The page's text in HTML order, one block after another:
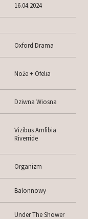
16.04.2024
Oxford Drama
Noże + Ofelia
Dziwna Wiosna
Vizibus Amfibia
Riverride
Organizm
Balonnowy
Under The Shower